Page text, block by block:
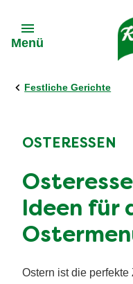
Menü
Festliche Gerichte
OSTERESSEN
Ideen für
Ostern ist die